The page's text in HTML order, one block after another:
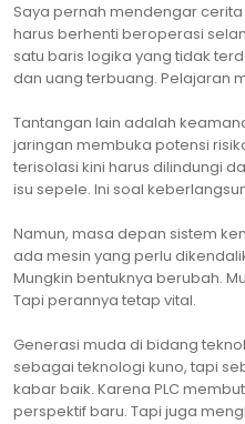
Saya pernah mendengar
harus berhenti beroperasi
satu baris logika yang tidak
dan uang terbuang. Pelajaran
Tantangan lain adalah
jaringan membuka potensi
terisolasi kini harus dilindungi
isu sepele. Ini soal
Namun, masa depan sistem
ada mesin yang perlu
Mungkin bentuknya berubah.
Tapi perannya tetap vital.
Generasi muda di bidang
sebagai teknologi kuno, tapi
kabar baik. Karena PLC
perspektif baru. Tapi juga